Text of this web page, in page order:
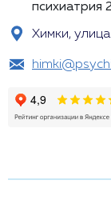
психиатрия
Химки,